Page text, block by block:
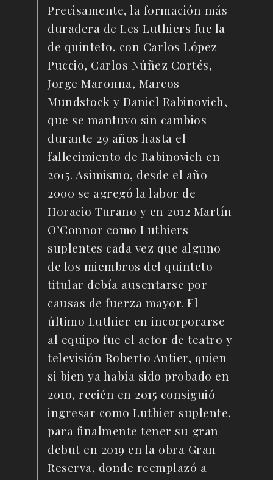
Precisamente, la formación más
duradera de Les Luthiers fue la
de quinteto, con Carlos López
Puccio, Carlos Núñez Cortés,
Jorge Maronna, Marcos
Mundstock y Daniel Rabinovich,
que se mantuvo sin cambios
durante 29 años hasta el
fallecimiento de Rabinovich en
2015. Asimismo, desde el año
2000 se agregó la labor de
Horacio Turano y en 2012 Martín
O’Connor como Luthiers
suplentes cada vez que alguno
de los miembros del quinteto
titular debía ausentarse por
causas de fuerza mayor. El
último Luthier en incorporarse
al equipo fue el actor de teatro y
televisión Roberto Antier, quien
si bien ya había sido probado en
2010, recién en 2015 consiguió
ingresar como Luthier suplente,
para finalmente tener su gran
debut en 2019 en la obra Gran
Reserva, donde reemplazó a